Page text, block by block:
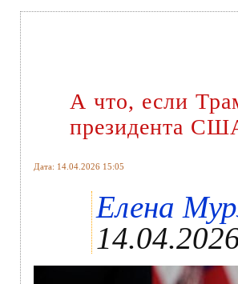
А что, если
президента
Дата: 14.04.2026 15:05
Елена